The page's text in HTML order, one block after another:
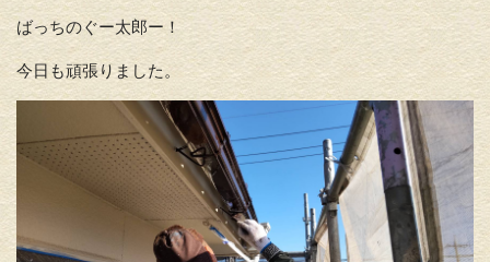
ばっちのぐー太郎ー！
今日も頑張りました。